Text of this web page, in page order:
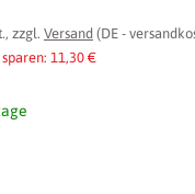
von 0 von 5 Sternen
zzgl. Versand (DE -
sparen: 11,30 €